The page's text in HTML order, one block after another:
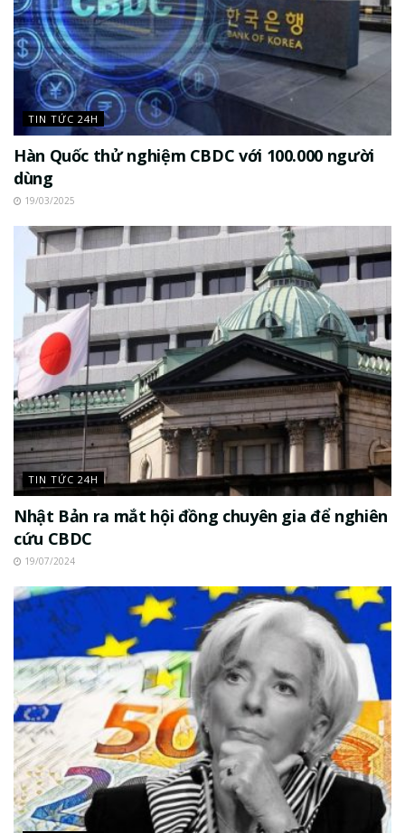
TIN TỨC 24H
Hàn Quốc thử nghiệm CBDC với 100.000 người
dùng
19/03/2025
TIN TỨC 24H
Nhật Bản ra mắt hội đồng chuyên gia để nghiên
cứu CBDC
19/07/2024